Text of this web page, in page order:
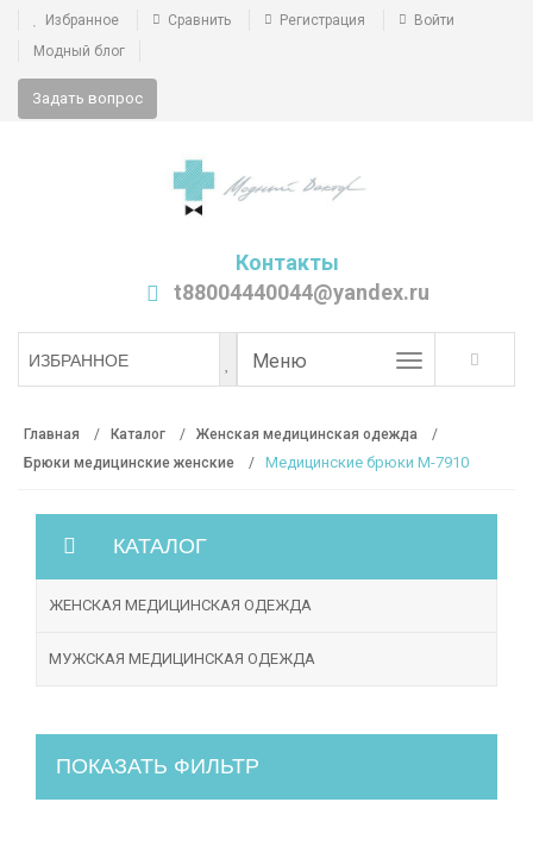
Избранное Сравнить Регистрация
Войти
Модный блог
Задать вопрос
Контакты
t88004440044@yandex.ru
ИЗБРАННОЕ Меню
Главная Каталог
Женская медицинская одежда
Брюки медицинские женские
Медицинские брюки М-7910
КАТАЛОГ
ЖЕНСКАЯ МЕДИЦИНСКАЯ ОДЕЖДА
МУЖСКАЯ МЕДИЦИНСКАЯ ОДЕЖДА
ПОКАЗАТЬ ФИЛЬТР